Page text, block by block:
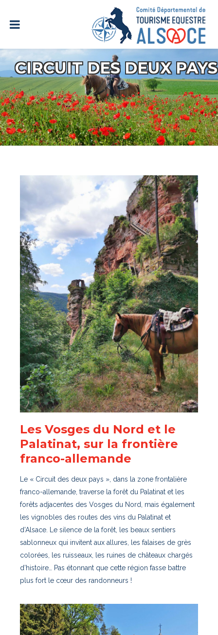
CIRCUIT DES DEUX PAYS
Les Vosges du Nord et le
Palatinat, sur la frontière
franco-allemande
Le « Circuit des deux pays », dans la zone frontalière
franco-allemande, traverse la forêt du Palatinat et les
forêts adjacentes des Vosges du Nord, mais également
les vignobles des routes des vins du Palatinat et
d’Alsace. Le silence de la forêt, les beaux sentiers
sablonneux qui invitent aux allures, les falaises de grès
colorées, les ruisseaux, les ruines de châteaux chargés
d’histoire… Pas étonnant que cette région fasse battre
plus fort le cœur des randonneurs !